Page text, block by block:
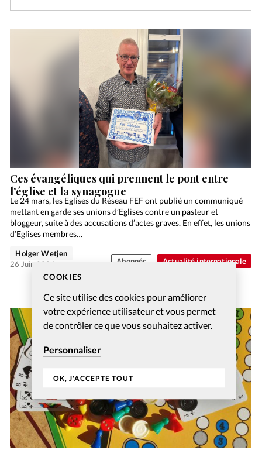
COOKIES
Ce site utilise des cookies pour améliorer
votre expérience utilisateur et vous permet
de contrôler ce que vous souhaitez activer.
Personnaliser
OK, J'ACCEPTE TOUT
Actualité internationale
Ces évangéliques qui prennent le pont entre
l’église et la synagogue
Le 24 mars, les Eglises du Réseau FEF ont publié un communiqué
mettant en garde ses unions d’Eglises contre un pasteur et
bloggeur, suite à des accusations d’actes graves. En effet, les unions
d’Eglises membres…
Holger Wetjen
26 Juin 2026
Abonnés